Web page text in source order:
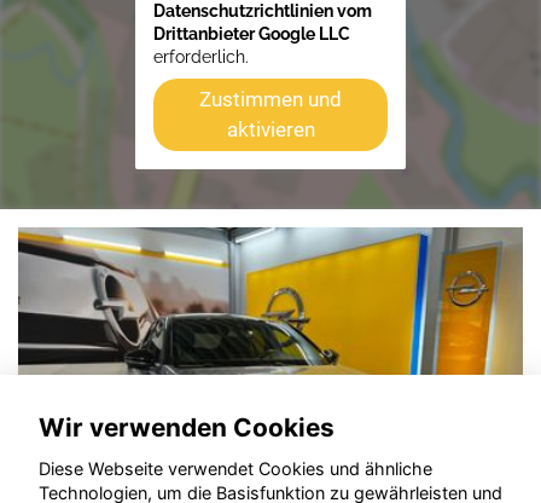
Datenschutzrichtlinien vom
Drittanbieter Google LLC
erforderlich.
Zustimmen und
aktivieren
Wir verwenden Cookies
Diese Webseite verwendet Cookies und ähnliche
Technologien, um die Basisfunktion zu gewährleisten und